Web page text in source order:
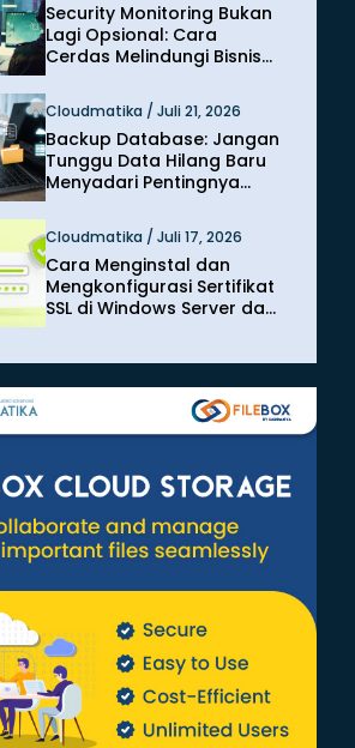
Security Monitoring Bukan
Lagi Opsional: Cara
Cerdas Melindungi Bisnis
Cloudmatika / Juli 21, 2026
Backup Database: Jangan
Tunggu Data Hilang Baru
Menyadari Pentingnya
Cloudmatika / Juli 17, 2026
Cara Menginstal dan
Mengkonfigurasi Sertifikat
SSL di Windows Server dan